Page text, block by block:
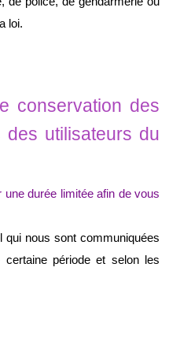
loi.
conservation des
des utilisateurs du
durée limitée afin de vous
qui nous sont communiquées
période et selon les